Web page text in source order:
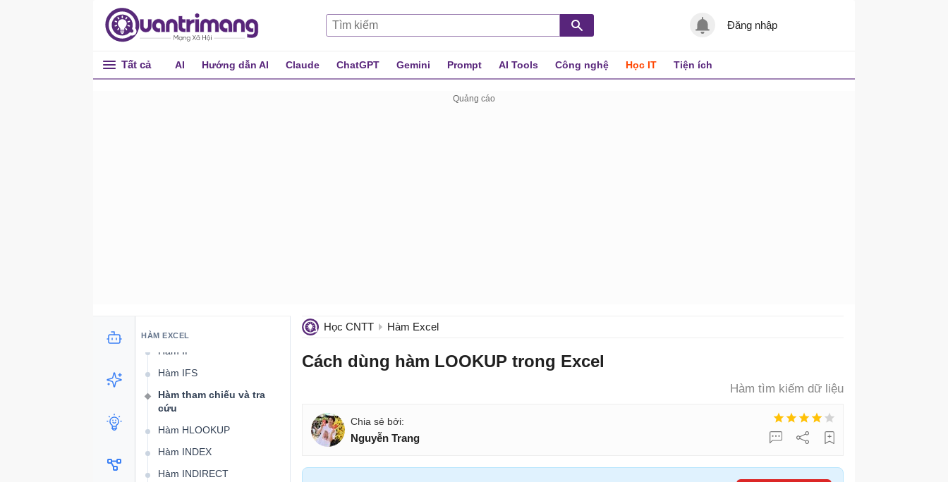
Đăng nhập
Tất cả AI Hướng dẫn AI Claude ChatGPT Gemini Prompt AI Tools Công nghệ Học IT Tiện ích
Học CNTT Hàm Excel
Cách dùng hàm LOOKUP trong Excel
Hàm tìm kiếm dữ liệu
Nguyễn Trang
HÀM EXCEL
Hàm MATCH
Hàm IF
Hàm IFS
Hàm tham chiếu và tra
cứu
Hàm HLOOKUP
Hàm INDEX
Hàm INDIRECT